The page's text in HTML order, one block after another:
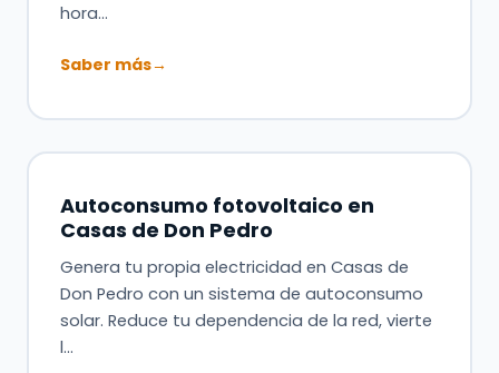
hora…
Saber más→
Autoconsumo fotovoltaico en
Casas de Don Pedro
Genera tu propia electricidad en Casas de
Don Pedro con un sistema de autoconsumo
solar. Reduce tu dependencia de la red, vierte
l…